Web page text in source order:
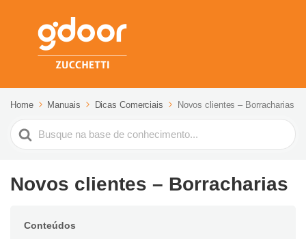
Home Manuais Dicas Comerciais Novos clientes – Borracharias
Pesquisar
Novos clientes – Borracharias
Conteúdos